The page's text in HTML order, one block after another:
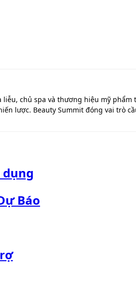
chủ spa và thương hiệu mỹ
lược. Beauty Summit đóng vai trò
dụng
Báo